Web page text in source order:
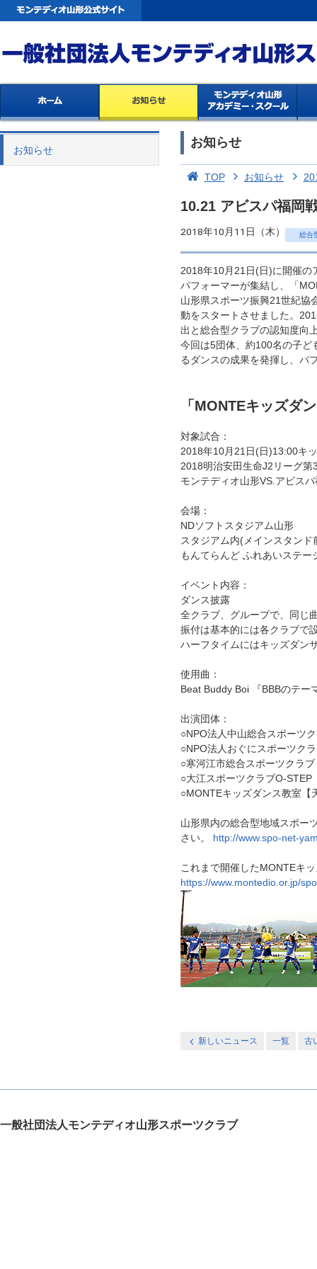
お知らせ
お知らせ
TOP お知らせ
10.21 アビスパ福岡
2018年10月11日（木） 総合
2018年10月21日(日)に開催の
パフォーマーが集結し、「
山形県スポーツ振興21世紀協
動をスタートさせました。
出と総合型クラブの認知度向
今回は5団体、約100名の子ど
るダンスの成果を発揮し、パ
「MONTEキッズダ
対象試合：
2018年10月21日(日)13:00キ
2018明治安田生命J2リーグ第
モンテディオ山形VS.アビスパ
会場：
NDソフトスタジアム山形
スタジアム内(メインスタン
もんてらんど ふれあいステ
イベント内容：
ダンス披露
全クラブ、グループで、同じ
振付は基本的には各クラブで
ハーフタイムにはキッズダン
使用曲：
Beat Buddy Boi 『BBBのテー
出演団体：
○NPO法人中山総合スポーツ
○NPO法人おぐにスポーツク
○寒河江市総合スポーツクラ
○大江スポーツクラブO-STEP
○MONTEキッズダンス教室【
山形県内の総合型地域スポー
さい。 http://www.spo-net-
これまで開催したMONTEキ
https://www.montedio.or.jp/
新しいニュース 一覧 古
一般社団法人モンテディオ山形スポーツクラブ